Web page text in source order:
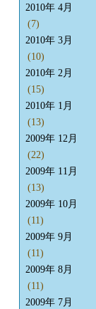
2010年 4月
(7)
2010年 3月
(10)
2010年 2月
(15)
2010年 1月
(13)
2009年 12月
(22)
2009年 11月
(13)
2009年 10月
(11)
2009年 9月
(11)
2009年 8月
(11)
2009年 7月